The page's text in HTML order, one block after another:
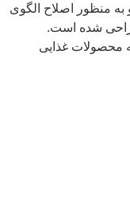
منظور اصلاح الگوی
شده است.
محصولات غذایی